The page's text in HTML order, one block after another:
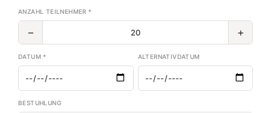
ANZAHL TEILNEHMER *
− +
DATUM * ALTERNATIVDATUM
BESTUHLUNG